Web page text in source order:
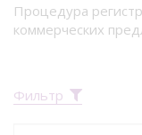
Процедура
коммерческих
Фильтр